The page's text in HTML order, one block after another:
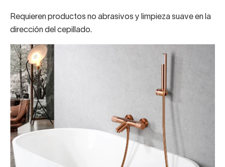
Requieren productos no abrasivos y limpieza suave en la
dirección del cepillado.